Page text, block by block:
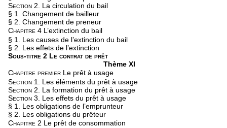
Section 2.
La circulation du bail
§ 1. Changement de bailleur
§ 2. Changement de preneur
Chapitre 4 L’extinction du bail
§ 1. Les causes de l’extinction du bail
§ 2. Les effets de l’extinction
Sous-titre 2 Le contrat de prêt
Thème XI
Chapitre premier Le prêt à usage
Section 1.
Les éléments du prêt à usage
Section 2.
La formation du prêt à usage
Section 3.
Les effets du prêt à usage
§ 1. Les obligations de l’emprunteur
§ 2. Les obligations du prêteur
Chapitre 2 Le prêt de consommation